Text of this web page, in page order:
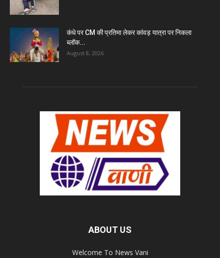
कंधे पर CM की प्रतिमा लेकर कांवड़ यात्रा पर निकला
ब्लॉक...
August 8, 2026
ABOUT US
Welcome To News Vani